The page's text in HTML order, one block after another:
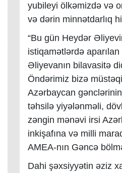
yubileyi ölkəmizdə və
və dərin minnətdarlıq
“Bu gün Heydər
istiqamətlərdə
Əliyevanın bilavasitə
Öndərimiz bizə
Azərbaycan
təhsilə yiyələnməli,
zəngin mənəvi irsi
inkişafına və milli
AMEA-nın Gəncə
Dahi şəxsiyyətin əziz